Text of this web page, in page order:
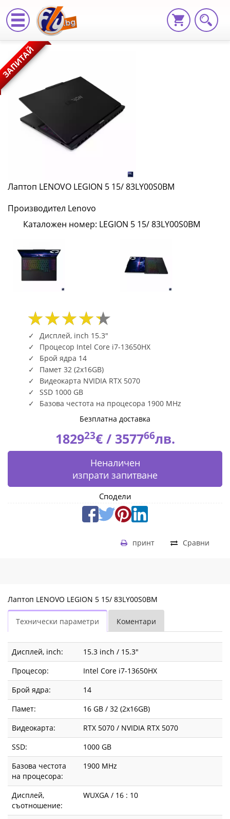
Лаптоп
LENOVO
LEGION
15/
83LY00S0BM
5
15/
83LY00S0BM
|
Fly.bg
ЗАПИТАЙ
Лаптоп LENOVO LEGION 5 15/ 83LY00S0BM
Производител Lenovo
Каталожен номер: LEGION 5 15/ 83LY00S0BM
Дисплей, inch 15.3"
Процесор Intel Core i7-13650HX
Брой ядра 14
Памет 32 (2x16GB)
Видеокарта NVIDIA RTX 5070
SSD 1000 GB
Базова честота на процесора 1900 MHz
Безплатна доставка
182923€ / 357766лв.
Неналичен
изпрати запитване
Сподели
Сравни
принт
Лаптоп LENOVO LEGION 5 15/ 83LY00S0BM
Технически параметри Коментари
Дисплей, inch:
15.3 inch / 15.3"
Процесор:
Intel Core i7-13650HX
Брой ядра:
14
Памет:
16 GB / 32 (2x16GB)
Видеокарта:
RTX 5070 / NVIDIA RTX 5070
SSD:
1000 GB
Базова честота
на процесора:
1900 MHz
Дисплей,
съотношение:
WUXGA / 16 : 10